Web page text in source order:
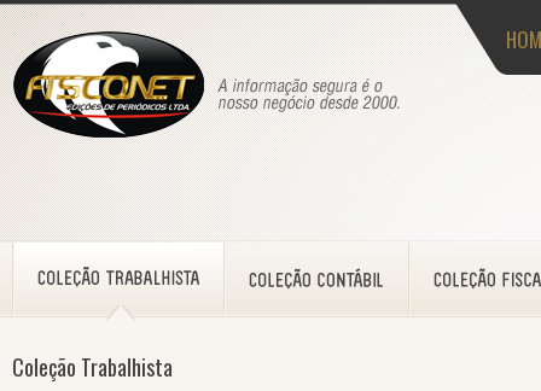
Coleção Trabalhista